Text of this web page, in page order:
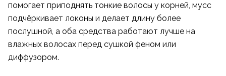
помогает приподнять тонкие волосы у корней, мусс
подчёркивает локоны и делает длину более
послушной, а оба средства работают лучше на
влажных волосах перед сушкой феном или
диффузором.